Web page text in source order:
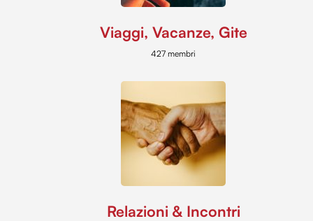
Viaggi, Vacanze, Gite
427 membri
Relazioni & Incontri